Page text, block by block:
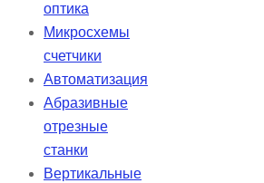
оптика
Микросхемы
счетчики
Автоматизация
Абразивные
отрезные
станки
Вертикальные